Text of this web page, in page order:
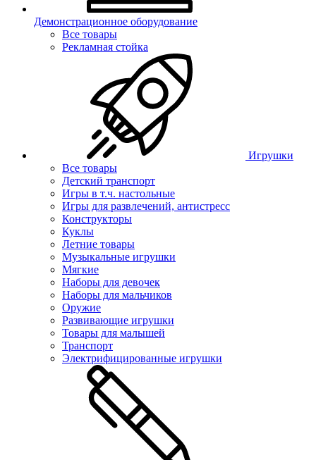
Демонстрационное оборудование
Все товары
Рекламная стойка
Игрушки
Все товары
Детский транспорт
Игры в т.ч. настольные
Игры для развлечений, антистресс
Конструкторы
Куклы
Летние товары
Музыкальные игрушки
Мягкие
Наборы для девочек
Наборы для мальчиков
Оружие
Развивающие игрушки
Товары для малышей
Транспорт
Электрифицированные игрушки